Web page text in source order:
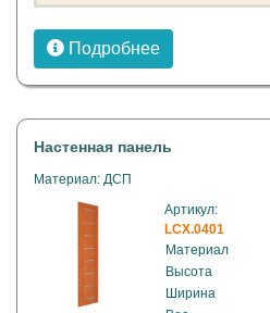
Подробнее
Настенная панель
Материал: ДСП
Артикул:
LCX.0401
Материал
Высота
Ширина